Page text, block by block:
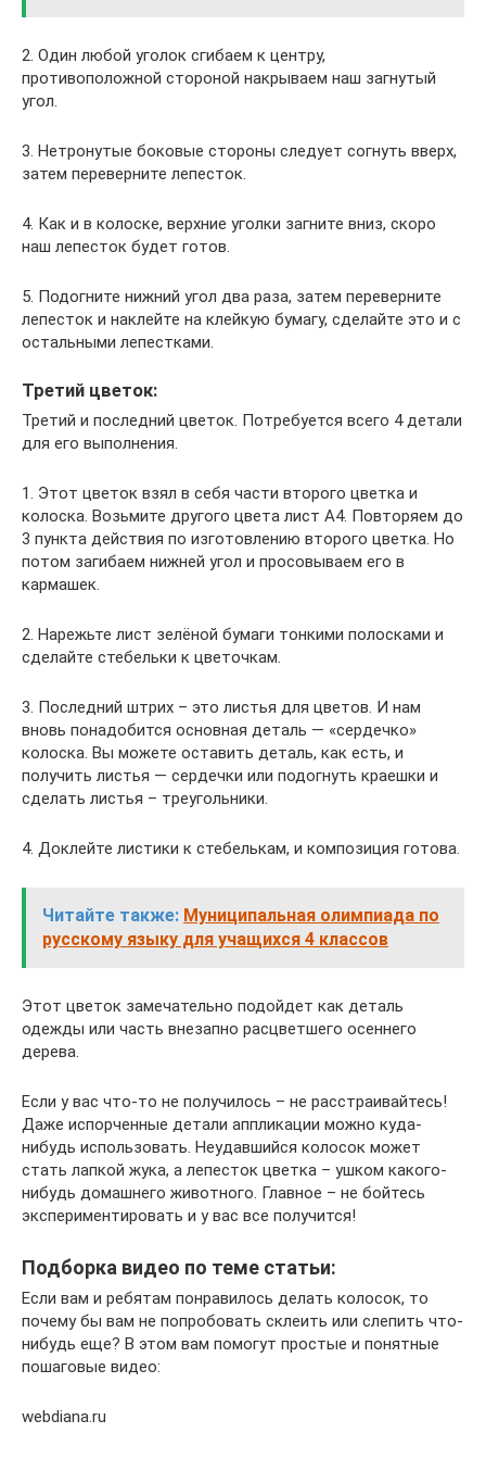
2. Один любой уголок сгибаем к центру,
противоположной стороной накрываем наш загнутый
угол.
3. Нетронутые боковые стороны следует согнуть вверх,
затем переверните лепесток.
4. Как и в колоске, верхние уголки загните вниз, скоро
наш лепесток будет готов.
5. Подогните нижний угол два раза, затем переверните
лепесток и наклейте на клейкую бумагу, сделайте это и с
остальными лепестками.
Третий цветок:
Третий и последний цветок. Потребуется всего 4 детали
для его выполнения.
1. Этот цветок взял в себя части второго цветка и
колоска. Возьмите другого цвета лист А4. Повторяем до
3 пункта действия по изготовлению второго цветка. Но
потом загибаем нижней угол и просовываем его в
кармашек.
2. Нарежьте лист зелёной бумаги тонкими полосками и
сделайте стебельки к цветочкам.
3. Последний штрих – это листья для цветов. И нам
вновь понадобится основная деталь — «сердечко»
колоска. Вы можете оставить деталь, как есть, и
получить листья — сердечки или подогнуть краешки и
сделать листья – треугольники.
4. Доклейте листики к стебелькам, и композиция готова.
Читайте также: Муниципальная олимпиада по
русскому языку для учащихся 4 классов
Этот цветок замечательно подойдет как деталь
одежды или часть внезапно расцветшего осеннего
дерева.
Если у вас что-то не получилось – не расстраивайтесь!
Даже испорченные детали аппликации можно куда-
нибудь использовать. Неудавшийся колосок может
стать лапкой жука, а лепесток цветка – ушком какого-
нибудь домашнего животного. Главное – не бойтесь
экспериментировать и у вас все получится!
Подборка видео по теме статьи:
Если вам и ребятам понравилось делать колосок, то
почему бы вам не попробовать склеить или слепить что-
нибудь еще? В этом вам помогут простые и понятные
пошаговые видео:
webdiana.ru